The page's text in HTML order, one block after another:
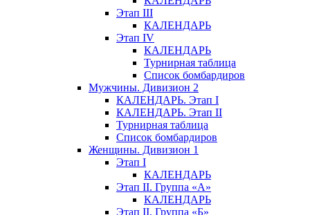
Этап III
КАЛЕНДАРЬ
Этап IV
КАЛЕНДАРЬ
Турнирная таблица
Список бомбардиров
Мужчины. Дивизион 2
КАЛЕНДАРЬ. Этап I
КАЛЕНДАРЬ. Этап II
Турнирная таблица
Список бомбардиров
Женщины. Дивизион 1
Этап I
КАЛЕНДАРЬ
Этап II. Группа «А»
КАЛЕНДАРЬ
Этап II. Группа «Б»